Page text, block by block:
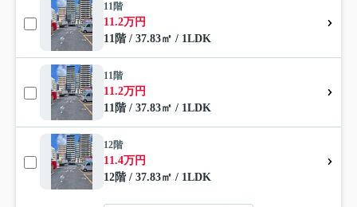
11階
11.2万円
11階 / 37.83㎡ / 1LDK
11階
11.2万円
11階 / 37.83㎡ / 1LDK
12階
11.4万円
12階 / 37.83㎡ / 1LDK